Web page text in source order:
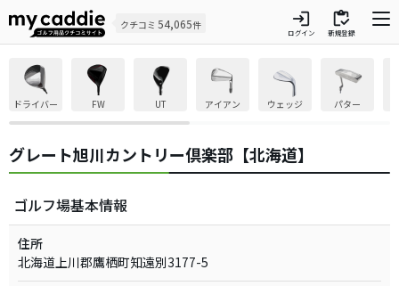
クチコミ 54,065件 login
ログイン
inventory
新規登録
ドライバー FW UT アイアン ウェッジ パター
グレート旭川カントリー倶楽部【北海道】
ゴルフ場基本情報
住所
北海道上川郡鷹栖町知遠別3177-5